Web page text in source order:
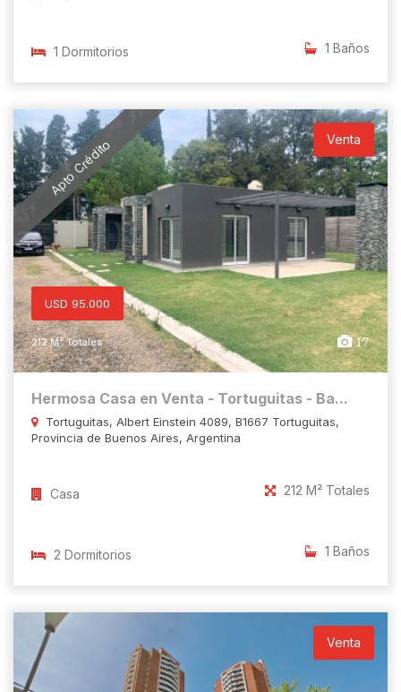
1 Dormitorios 1 Baños
Apto Crédito Venta
USD 95.000
212 M² Totales 17
Hermosa Casa en Venta - Tortuguitas - Ba...
Tortuguitas, Albert Einstein 4089, B1667 Tortuguitas,
Provincia de Buenos Aires, Argentina
Casa 212 M² Totales
2 Dormitorios 1 Baños
Venta